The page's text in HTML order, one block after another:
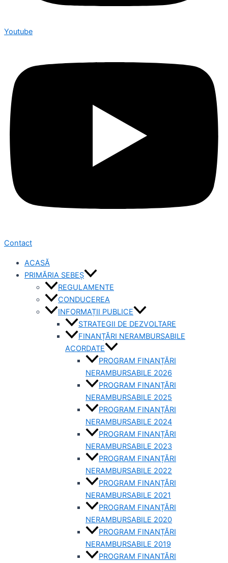
Youtube
Contact
ACASĂ
PRIMĂRIA SEBEȘ
REGULAMENTE
CONDUCEREA
INFORMAȚII PUBLICE
STRATEGII DE DEZVOLTARE
FINANȚĂRI NERAMBURSABILE
ACORDATE
PROGRAM FINANȚĂRI
NERAMBURSABILE 2026
PROGRAM FINANȚĂRI
NERAMBURSABILE 2025
PROGRAM FINANȚĂRI
NERAMBURSABILE 2024
PROGRAM FINANȚĂRI
NERAMBURSABILE 2023
PROGRAM FINANȚĂRI
NERAMBURSABILE 2022
PROGRAM FINANȚĂRI
NERAMBURSABILE 2021
PROGRAM FINANȚĂRI
NERAMBURSABILE 2020
PROGRAM FINANȚĂRI
NERAMBURSABILE 2019
PROGRAM FINANTĂRI